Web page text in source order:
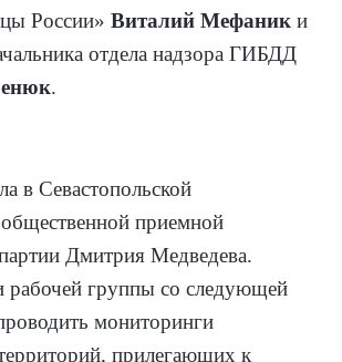
России» Виталий Мефаник и
отдела надзора ГИБДД
.
в Севастопольской
приемной
Дмитрия Медведева.
рабочей группы со следующей
мониторинги
прилегающих к